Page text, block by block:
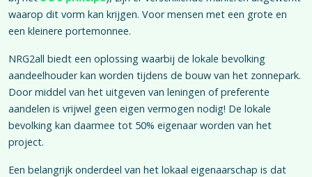
waarop dit vorm kan krijgen. Voor mensen met een grote en
een kleinere portemonnee.
NRG2all biedt een oplossing waarbij de lokale bevolking
aandeelhouder kan worden tijdens de bouw van het zonnepark.
Door middel van het uitgeven van leningen of preferente
aandelen is vrijwel geen eigen vermogen nodig! De lokale
bevolking kan daarmee tot 50% eigenaar worden van het
project.
Een belangrijk onderdeel van het lokaal eigenaarschap is dat